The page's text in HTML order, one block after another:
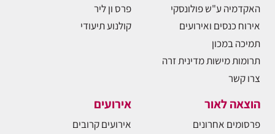
האקדמיה ע"ש פולונסקי
אירוח כנסים ואירועים
תמיכה במכון
תרומות מישות מדינית זרה
צרו קשר
פרס ון ליר
קולנוע תיעודי
הוצאה לאור
פרסומים אחרונים
אירועים
אירועים קרובים